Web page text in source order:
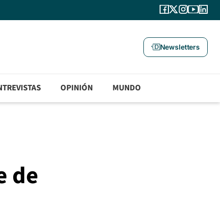
Newsletters
OPINIÓN MUNDO
de